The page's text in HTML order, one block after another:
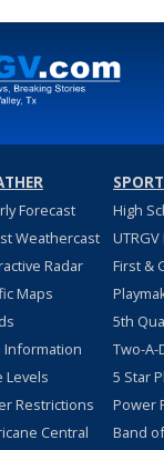
Forecast
Weathercast
Radar
Maps
Information
Levels
Restrictions
Central
High
First &
5th
Two-A-
5 Star
Power
Band